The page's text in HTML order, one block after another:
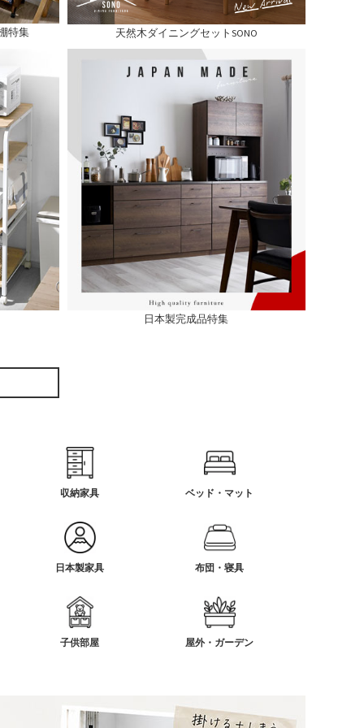
特集 天然木ダイニングセットSONO
日本製完成品特集
収納家具 ベッド・マット
日本製家具 布団・寝具
子供部屋 屋外・ガーデン